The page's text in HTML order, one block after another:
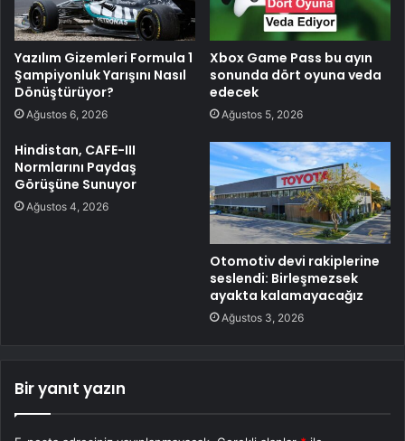
Yazılım Gizemleri Formula 1
Şampiyonluk Yarışını Nasıl
Dönüştürüyor?
Ağustos 6, 2026
Xbox Game Pass bu ayın
sonunda dört oyuna veda
edecek
Ağustos 5, 2026
Hindistan, CAFE-III
Normlarını Paydaş
Görüşüne Sunuyor
Ağustos 4, 2026
Otomotiv devi rakiplerine
seslendi: Birleşmezsek
ayakta kalamayacağız
Ağustos 3, 2026
Bir yanıt yazın